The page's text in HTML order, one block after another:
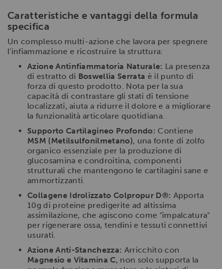
Caratteristiche e vantaggi della formula
specifica
Un complesso multi-azione che lavora per spegnere
l'infiammazione e ricostruire la struttura:
Azione Antinfiammatoria Naturale: La presenza
di estratto di Boswellia Serrata è il punto di
forza di questo prodotto. Nota per la sua
capacità di contrastare gli stati di tensione
localizzati, aiuta a ridurre il dolore e a migliorare
la funzionalità articolare quotidiana.
Supporto Cartilagineo Profondo: Contiene
MSM (Metilsulfonilmetano), una fonte di zolfo
organico essenziale per la produzione di
glucosamina e condroitina, componenti
strutturali che mantengono le cartilagini sane e
ammortizzanti.
Collagene Idrolizzato Colpropur D®: Apporta
10g di proteine predigerite ad altissima
assimilazione, che agiscono come "impalcatura"
per rigenerare ossa, tendini e tessuti connettivi
usurati.
Azione Anti-Stanchezza: Arricchito con
Magnesio e Vitamina C, non solo supporta la